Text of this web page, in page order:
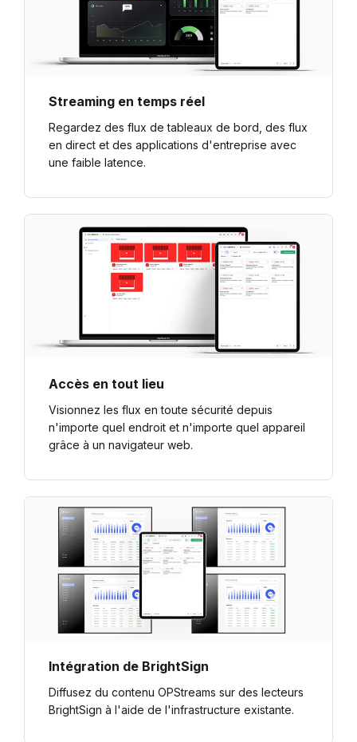
Streaming en temps réel
Regardez des flux de tableaux de bord, des flux
en direct et des applications d'entreprise avec
une faible latence.
Accès en tout lieu
Visionnez les flux en toute sécurité depuis
n'importe quel endroit et n'importe quel appareil
grâce à un navigateur web.
Intégration de BrightSign
Diffusez du contenu OPStreams sur des lecteurs
BrightSign à l'aide de l'infrastructure existante.